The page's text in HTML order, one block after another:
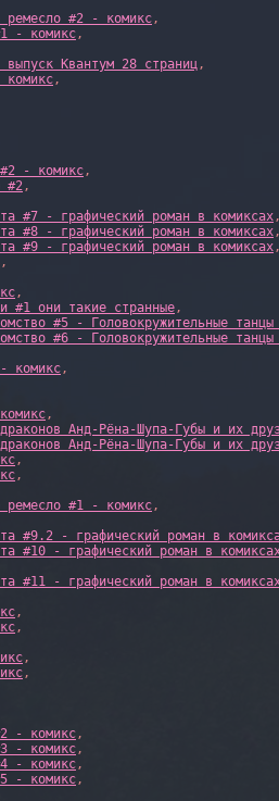
#2 - комикс,
- комикс,
Квантум 28 страниц,
,
- комикс,
#2,
#7 - графический роман в комиксах
#8 - графический роман в комиксах
#9 - графический роман в комиксах
,
,
#1 они такие странные,
#5 - Головокружительные
#6 - Головокружительные
комикс,
,
Анд-Рёна-Шупа-Губы и их
Анд-Рёна-Шупа-Губы и их
,
,
#1 - комикс,
#9.2 - графический роман в
#10 - графический роман в
#11 - графический роман в
,
,
,
,
- комикс,
- комикс,
- комикс,
- комикс,